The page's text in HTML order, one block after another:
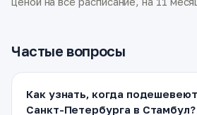
Частые вопросы
Как узнать, когда
Санкт-Петербурга в Стамбул?